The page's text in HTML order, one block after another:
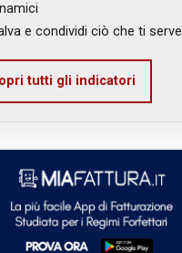
e condividi ciò che ti serve
tutti gli indicatori